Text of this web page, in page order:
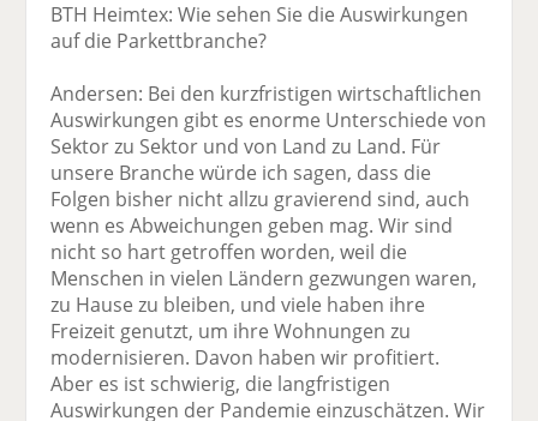
BTH Heimtex: Wie sehen Sie die Auswirkungen
auf die Parkettbranche?
Andersen: Bei den kurzfristigen wirtschaftlichen
Auswirkungen gibt es enorme Unterschiede von
Sektor zu Sektor und von Land zu Land. Für
unsere Branche würde ich sagen, dass die
Folgen bisher nicht allzu gravierend sind, auch
wenn es Abweichungen geben mag. Wir sind
nicht so hart getroffen worden, weil die
Menschen in vielen Ländern gezwungen waren,
zu Hause zu bleiben, und viele haben ihre
Freizeit genutzt, um ihre Wohnungen zu
modernisieren. Davon haben wir profitiert.
Aber es ist schwierig, die langfristigen
Auswirkungen der Pandemie einzuschätzen. Wir